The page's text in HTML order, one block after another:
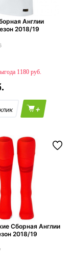
Англии
2018/19
1180
+
Сборная Англии
2018/19